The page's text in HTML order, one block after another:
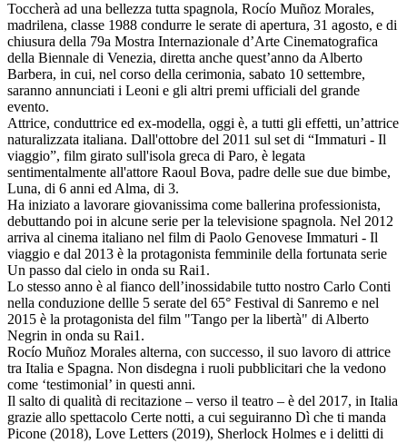
Toccherà ad una bellezza tutta spagnola, Rocío Muñoz Morales,
madrilena, classe 1988 condurre le serate di apertura, 31 agosto, e di
chiusura della 79a Mostra Internazionale d’Arte Cinematografica
della Biennale di Venezia, diretta anche quest’anno da Alberto
Barbera, in cui, nel corso della cerimonia, sabato 10 settembre,
saranno annunciati i Leoni e gli altri premi ufficiali del grande
evento.
Attrice, conduttrice ed ex-modella, oggi è, a tutti gli effetti, un’attrice
naturalizzata italiana. Dall'ottobre del 2011 sul set di “Immaturi - Il
viaggio”, film girato sull'isola greca di Paro, è legata
sentimentalmente all'attore Raoul Bova, padre delle sue due bimbe,
Luna, di 6 anni ed Alma, di 3.
Ha iniziato a lavorare giovanissima come ballerina professionista,
debuttando poi in alcune serie per la televisione spagnola. Nel 2012
arriva al cinema italiano nel film di Paolo Genovese Immaturi - Il
viaggio e dal 2013 è la protagonista femminile della fortunata serie
Un passo dal cielo in onda su Rai1.
Lo stesso anno è al fianco dell’inossidabile tutto nostro Carlo Conti
nella conduzione dellle 5 serate del 65° Festival di Sanremo e nel
2015 è la protagonista del film "Tango per la libertà" di Alberto
Negrin in onda su Rai1.
Rocío Muñoz Morales alterna, con successo, il suo lavoro di attrice
tra Italia e Spagna. Non disdegna i ruoli pubblicitari che la vedono
come ‘testimonial’ in questi anni.
Il salto di qualità di recitazione – verso il teatro – è del 2017, in Italia
grazie allo spettacolo Certe notti, a cui seguiranno Dì che ti manda
Picone (2018), Love Letters (2019), Sherlock Holmes e i delitti di